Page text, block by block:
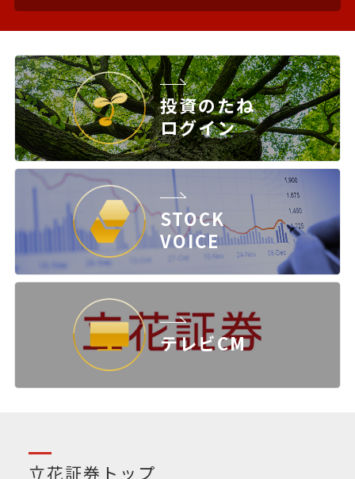
投資のたね
ログイン
STOCK
VOICE
テレビCM
立花証券トップ